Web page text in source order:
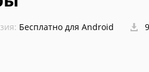
Бесплатно для Android